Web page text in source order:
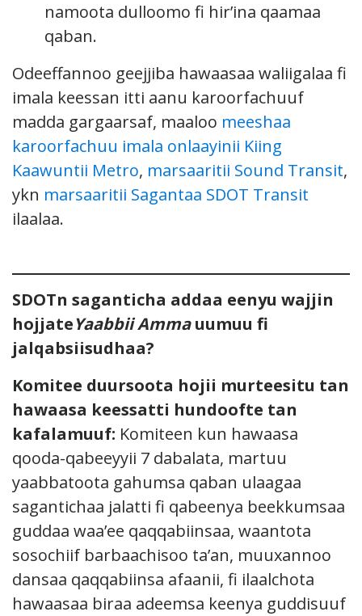
namoota dulloomo fi hir’ina qaamaa
qaban.
Odeeffannoo geejjiba hawaasaa waliigalaa fi
imala keessan itti aanu karoorfachuuf
madda gargaarsaf, maaloo meeshaa
karoorfachuu imala onlaayinii Kiing
Kaawuntii Metro, marsaaritii Sound Transit,
ykn marsaaritii Sagantaa SDOT Transit
ilaalaa.
SDOTn saganticha addaa eenyu wajjin
hojjateYaabbii Ammauumuu fi
jalqabsiisudhaa?
Komitee duursoota hojii murteesitu tan
hawaasa keessatti hundoofte tan
kafalamuuf: Komiteen kun hawaasa
qooda-qabeeyyii 7 dabalata, martuu
yaabbatoota gahumsa qaban ulaagaa
sagantichaa jalatti fi qabeenya beekkumsaa
guddaa waa’ee qaqqabiinsaa, waantota
sosochiif barbaachisoo ta’an, muuxannoo
dansaa qaqqabiinsa afaanii, fi ilaalchota
hawaasaa biraa adeemsa keenya guddisuuf